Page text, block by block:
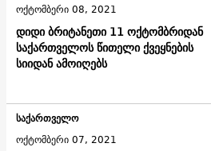
დიდი ბრიტანეთი 11 ოქტომბრიდან
საქართველოს წითელი ქვეყნების
სიიდან ამოიღებს
ოქტომბერი 08, 2021
საქართველო
ოქტომბერი 07, 2021